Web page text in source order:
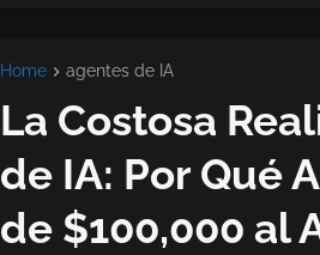
Home agentes de IA
La Costosa
de IA: Por Qué
de $100,000 al